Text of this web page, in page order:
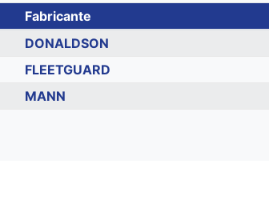
Fabricante
DONALDSON
FLEETGUARD
MANN